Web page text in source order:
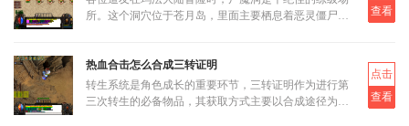
所。这个洞穴位于苍月岛，里面主要栖息着恶灵僵尸和
查看
热血合击怎么合成三转证明
转生系统是角色成长的重要环节，三转证明作为进行第
三次转生的必备物品，其获取方式主要以合成途径为
点击
查看